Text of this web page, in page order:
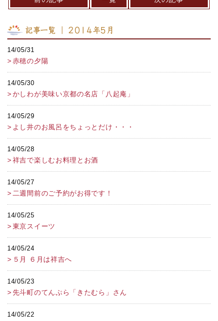
記事一覧 ｜ 2014年5月
14/05/31
赤穂の夕陽
14/05/30
かしわが美味い京都の名店「八起庵」
14/05/29
よし井のお風呂をちょっとだけ・・・
14/05/28
祥吉で楽しむお料理とお酒
14/05/27
二週間前のご予約がお得です！
14/05/25
東京スイーツ
14/05/24
５月 ６月は祥吉へ
14/05/23
先斗町のてんぷら「きたむら」さん
14/05/22